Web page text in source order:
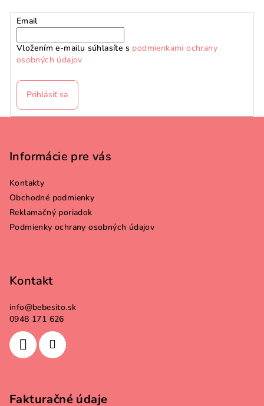
Email
Vložením e-mailu súhlasíte s podmienkami ochrany
osobných údajov
Prihlásiť sa
Informácie pre vás
Kontakty
Obchodné podmienky
Reklamačný poriadok
Podmienky ochrany osobných údajov
Kontakt
info@bebesito.sk
0948 171 626
Fakturačné údaje